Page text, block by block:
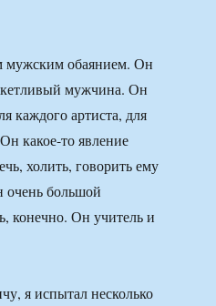
мужским обаянием. Он
мужчина. Он
каждого артиста, для
какое-то явление
холить, говорить ему
очень большой
конечно. Он учитель и
я испытал несколько